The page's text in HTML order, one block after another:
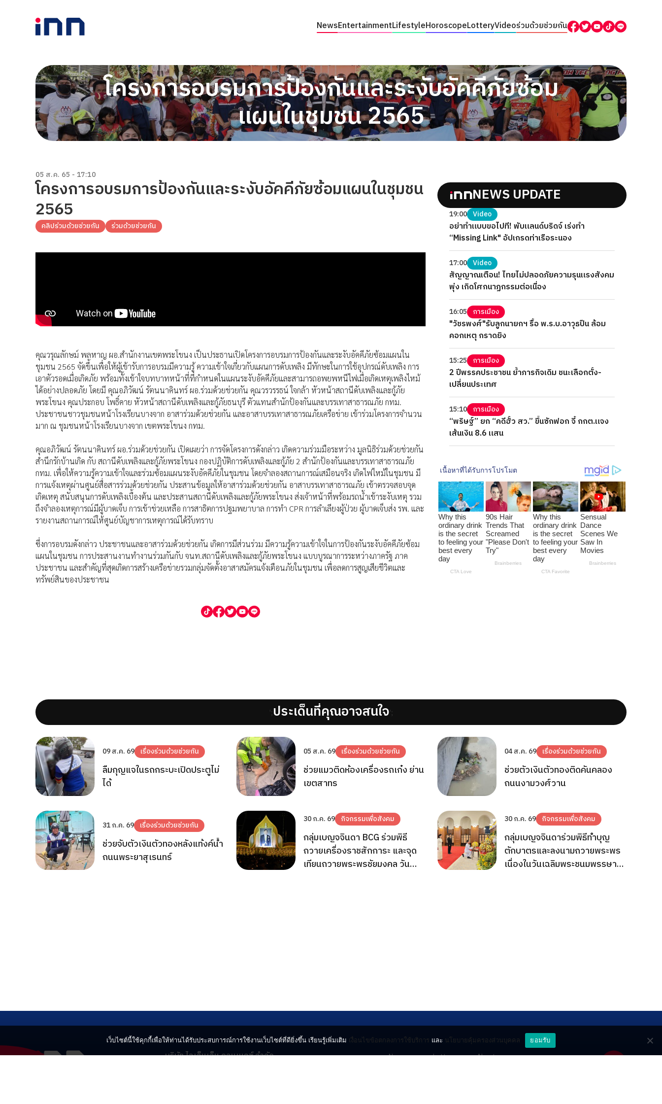
NewsEntertainmentLifestyleHoroscopeLotteryVideoร่วมด้วยช่วยกัน
โครงการอบรมการป้องกันและระงับอัคคีภัยซ้อม
แผนในชุมชน 2565
05 ส.ค. 65 - 17:10
โครงการอบรมการป้องกันและระงับอัคคีภัยซ้อมแผนในชุมชน
2565
คลิปร่วมด้วยช่วยกัน ร่วมด้วยช่วยกัน
คุณวรุณลักษม์ พลหาญ ผอ.สำนักงานเขตพระโขนง เป็นประธานเปิดโครงการอบรมการป้องกันและระงับอัคคีภัยซ้อมแผนใน
ชุมชน 2565 จัดขึ้นเพื่อให้ผู้เข้ารับการอบรมมีความรู้ ความเข้าใจเกี่ยวกับแผนการดับเพลิง มีทักษะในการใช้อุปกรณ์ดับเพลิง การ
เอาตัวรอดเมื่อเกิดภัย พร้อมทั้งเข้าใจบทบาทหน้าที่ที่กำหนดในแผนระงับอัคคีภัยและสามารถอพยพหนีไฟเมื่อเกิดเหตุเพลิงไหม้
ได้อย่างปลอดภัย โดยมี คุณอภิวัฒน์ รัตนนาคินทร์ ผอ.ร่วมด้วยช่วยกัน คุณวรวรรธน์ ใจกล้า หัวหน้าสถานีดับเพลิงและกู้ภัย
พระโขนง คุณประกอบ โพธิ์คาย หัวหน้าสถานีดับเพลิงและกู้ภัยธนบุรี ตัวแทนสำนักป้องกันและบรรเทาสาธารณภัย กทม.
ประชาชนชาวชุมชนหน้าโรงเรียนบางจาก อาสาร่วมด้วยช่วยกัน และอาสาบรรเทาสาธารณภัยเครือข่าย เข้าร่วมโครงการจำนวน
มาก ณ ชุมชนหน้าโรงเรียนบางจาก เขตพระโขนง กทม.
คุณอภิวัฒน์ รัตนนาคินทร์ ผอ.ร่วมด้วยช่วยกัน เปิดเผยว่า การจัดโครงการดังกล่าว เกิดความร่วมมือระหว่าง มูลนิธิร่วมด้วยช่วยกัน
สำนึกรักบ้านเกิด กับ สถานีดับเพลิงและกู้ภัยพระโขนง กองปฏิบัติการดับเพลิงและกู้ภัย 2 สำนักป้องกันและบรรเทาสาธารณภัย
กทม. เพื่อให้ความรู้ความเข้าใจและร่วมซ้อมแผนระงับอัคคีภัยในชุมชน โดยจำลองสถานการณ์เสมือนจริง เกิดไฟไหม้ในชุมชน มี
การแจ้งเหตุผ่านศูนย์สื่อสารร่วมด้วยช่วยกัน ประสานข้อมูลให้อาสาร่วมด้วยช่วยกัน อาสาบรรเทาสาธารณภัย เข้าตรวจสอบจุด
เกิดเหตุ สนับสนุนการดับเพลิงเบื้องต้น และประสานสถานีดับเพลิงและกู้ภัยพระโขนง ส่งเจ้าหน้าที่พร้อมรถน้ำเข้าระงับเหตุ รวม
ถึงจำลองเหตุการณ์มีผู้บาดเจ็บ การเข้าช่วยเหลือ การสาธิตการปฐมพยาบาล การทำ CPR การลำเลียงผู้ป่วย ผู้บาดเจ็บส่ง รพ. และ
รายงานสถานการณ์ให้ศูนย์บัญชาการเหตุการณ์ได้รับทราบ
ซึ่งการอบรมดังกล่าว ประชาชนและอาสาร่วมด้วยช่วยกัน เกิดการมีส่วนร่วม มีความรู้ความเข้าใจในการป้องกันระงับอัคคีภัยซ้อม
แผนในชุมชน การประสานงานทำงานร่วมกันกับ จนท.สถานีดับเพลิงและกู้ภัยพระโขนง แบบบูรณาการระหว่างภาครัฐ ภาค
ประชาชน และสำคัญที่สุดเกิดการสร้างเครือข่ายรวมกลุ่มจัดตั้งอาสาสมัครแจ้งเตือนภัยในชุมชน เพื่อลดการสูญเสียชีวิตและ
ทรัพย์สินของประชาชน
NEWS UPDATE
19:00 Video
อย่าทำแบบขอไปที! พับแลนด์บริดจ์ เร่งทำ
“Missing Link" อัปเกรดท่าเรือระนอง
17:00 Video
สัญญาณเตือน! ไทยไม่ปลอดภัยความรุนแรงสังคม
พุ่ง เกิดโศกนาฏกรรมต่อเนื่อง
16:05 การเมือง
"วัชรพงศ์"รับลูกนายกฯ รื้อ พ.ร.บ.อาวุธปืน ล้อม
คอกเหตุ กราดยิง
15:25 การเมือง
2 ปีพรรคประชาชน ย้ำภารกิจเดิม ชนะเลือกตั้ง-
เปลี่ยนประเทศ
15:10 การเมือง
“พริษฐ์” ยก “คดีฮั้ว สว.” ขึ้นซักฟอก จี้ กกต.แจง
เส้นเงิน 8.6 แสน
';ประเด็นที่คุณอาจสนใจ';
09 ส.ค. 69 เรื่องร่วมด้วยช่วยกัน
ลืมกุญแจในรถกระบะเปิดประตูไม่
ได้
05 ส.ค. 69 เรื่องร่วมด้วยช่วยกัน
ช่วยแมวติดห้องเครื่องรถเก๋ง ย่าน
เขตสาทร
04 ส.ค. 69 เรื่องร่วมด้วยช่วยกัน
ช่วยตัวเงินตัวทองติดคันคลอง
ถนนงามวงศ์วาน
31 ก.ค. 69 เรื่องร่วมด้วยช่วยกัน
ช่วยจับตัวเงินตัวทองหลังแท้งค์น้ำ
ถนนพระยาสุเรนทร์
30 ก.ค. 69 กิจกรรมเพื่อสังคม
กลุ่มเบญจจินดา BCG ร่วมพิธี
ถวายเครื่องราชสักการะ และจุด
เทียนถวายพระพรชัยมงคล วัน
30 ก.ค. 69 กิจกรรมเพื่อสังคม
กลุ่มเบญจจินดาร่วมพิธีทำบุญ
ตักบาตรและลงนามถวายพระพร
เนื่องในวันเฉลิมพระชนมพรรษา
บริษัท ไอเอ็นเอ็น คอนเนกซ์ จำกัด
News
Lottery
About
เว็บไซต์นี้ใช้คุกกี้เพื่อให้ท่านได้รับประสบการณ์การใช้งานเว็บไซต์ที่ดียิ่งขึ้น เรียนรู้เพิ่มเติม เงื่อนไขข้อตกลงการใช้บริการ และ นโยบายคุ้มครองส่วนบุคคล ยอมรับ